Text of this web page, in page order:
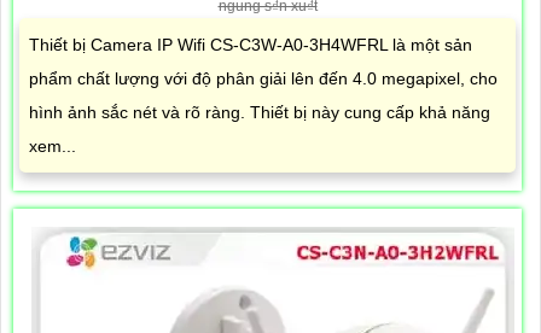
ngung s₫n xu₫t
Thiết bị Camera IP Wifi CS-C3W-A0-3H4WFRL là một sản
phẩm chất lượng với độ phân giải lên đến 4.0 megapixel, cho
hình ảnh sắc nét và rõ ràng. Thiết bị này cung cấp khả năng
xem...